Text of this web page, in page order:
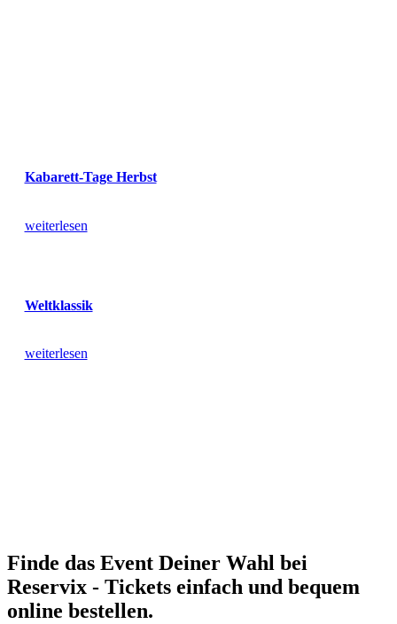
Kabarett-Tage Herbst
weiterlesen
Weltklassik
weiterlesen
Finde das Event Deiner Wahl bei
Reservix - Tickets einfach und bequem
online bestellen.